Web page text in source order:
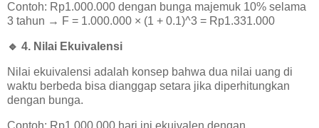
Contoh: Rp1.000.000 dengan bunga majemuk 10% selama
3 tahun → F = 1.000.000 × (1 + 0.1)^3 = Rp1.331.000
🔹 4. Nilai Ekuivalensi
Nilai ekuivalensi adalah konsep bahwa dua nilai uang di
waktu berbeda bisa dianggap setara jika diperhitungkan
dengan bunga.
Contoh: Rp1.000.000 hari ini ekuivalen dengan